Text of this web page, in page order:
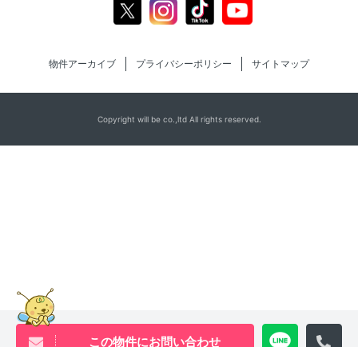
この物件にお問い合わせ
InstagramTiktok
物件アーカイブ プライバシーポリシー サイトマップ
Copyright will be co.,ltd All rights reserved.